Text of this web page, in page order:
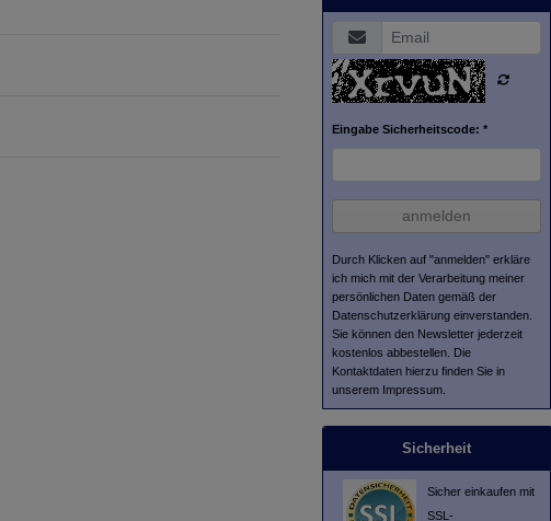
Eingabe Sicherheitscode: *
anmelden
Durch Klicken auf "anmelden" erkläre
ich mich mit der Verarbeitung meiner
persönlichen Daten gemäß der
Datenschutzerklärung einverstanden.
Sie können den Newsletter jederzeit
kostenlos abbestellen. Die
Kontaktdaten hierzu finden Sie in
unserem Impressum.
Sicherheit
Sicher einkaufen mit
SSL-